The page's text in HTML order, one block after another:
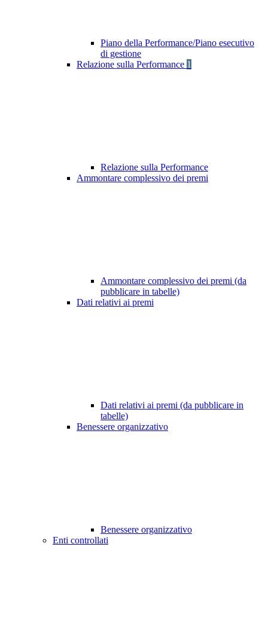
Piano della Performance/Piano esecutivo
di gestione
Relazione sulla Performance 1
Relazione sulla Performance
Ammontare complessivo dei premi
Ammontare complessivo dei premi (da
pubblicare in tabelle)
Dati relativi ai premi
Dati relativi ai premi (da pubblicare in
tabelle)
Benessere organizzativo
Benessere organizzativo
Enti controllati